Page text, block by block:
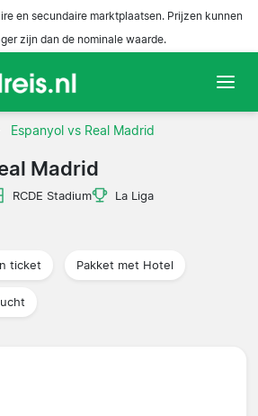
en secundaire marktplaatsen. Prijzen kunnen
zijn dan de nominale waarde.
Espanyol vs Real Madrid
Madrid
RCDE Stadium
La Liga
ticket Pakket met Hotel